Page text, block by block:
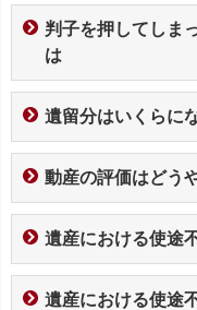
判子を押してしま
は
遺留分はいくらに
動産の評価はどう
遺産における使途
遺産における使途